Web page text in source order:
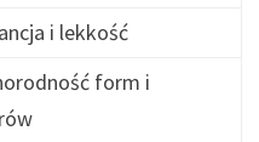
i lekkość
form i